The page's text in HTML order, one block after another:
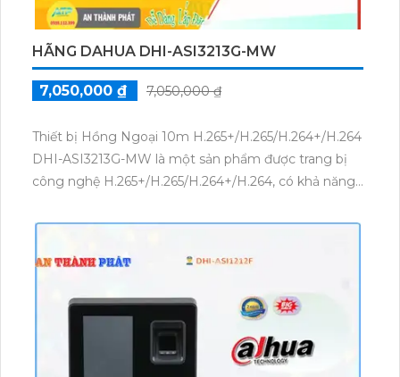
HÃNG DAHUA DHI-ASI3213G-MW
7,050,000 ₫ 7,050,000 ₫
Thiết bị Hồng Ngoại 10m H.265+/H.265/H.264+/H.264
DHI-ASI3213G-MW là một sản phẩm được trang bị
công nghệ H.265+/H.265/H.264+/H.264, có khả năng
hợp công nghệ Hồng Ngoại SMD, giúp tăng cường
là một lựa chọn lý tưởng cho việc giám sát và bảo vệ